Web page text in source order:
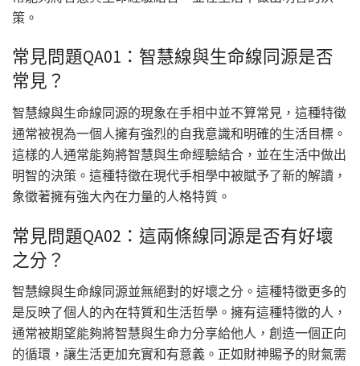
策。
常見問題QA01：智慧線與生命線同源是否
常見？
智慧線與生命線同源的現象在手相中並不算常見，這種特徵
通常被視為一個人擁有強烈的自我意識和明確的生活目標。
這樣的人通常能夠將智慧與生命經驗結合，並在生活中做出
明智的決策。這種特徵在現代手相學中被賦予了新的解讀，
象徵著擁有強大內在力量的人格特質。
常見問題QA02：這兩條線同源是否有好壞
之分？
智慧線與生命線同源並無絕對的好壞之分。這種特徵更多的
是反映了個人的內在特質和生活哲學。擁有這種特徵的人，
通常被期望能夠將智慧與生命力分享給他人，創造一個正向
的循環，讓生活更加充實和有意義。正如財神賜予的財氣需